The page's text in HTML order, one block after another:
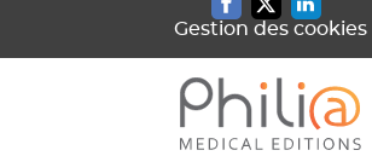
FacebookTwitterLinkedin
Gestion des cookies